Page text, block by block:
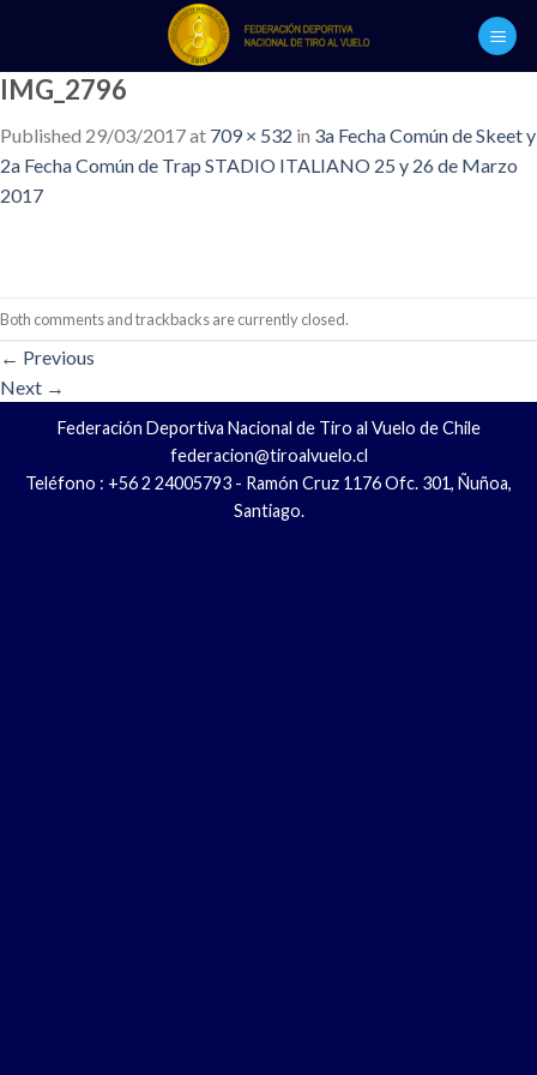
content
IMG_2796
Published 29/03/2017at 709 × 532 in 3a Fecha Común de Skeet y
2a Fecha Común de Trap STADIO ITALIANO 25 y 26 de Marzo
2017
Both comments and trackbacks are currently closed.
← Previous
Next →
Federación Deportiva Nacional de Tiro al Vuelo de Chile
federacion@tiroalvuelo.cl
Teléfono : +56 2 24005793 - Ramón Cruz 1176 Ofc. 301, Ñuñoa,
Santiago.